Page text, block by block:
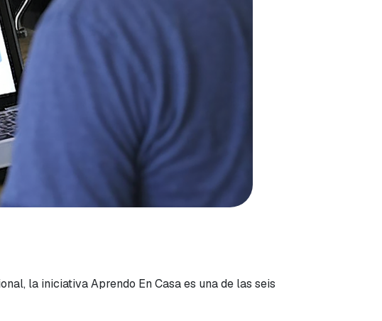
la iniciativa Aprendo En Casa es una de las seis